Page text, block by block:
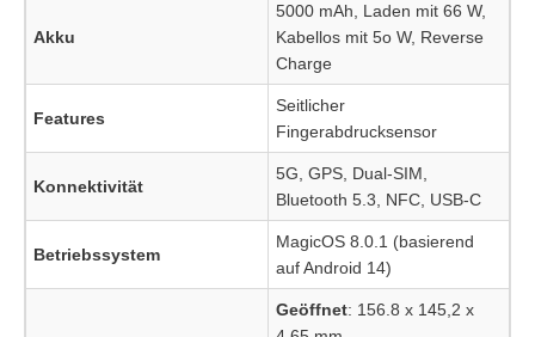
Akku
5000 mAh, Laden mit 66 W,
Kabellos mit 5o W, Reverse
Charge
Features
Seitlicher
Fingerabdrucksensor
Konnektivität
5G, GPS, Dual-SIM,
Bluetooth 5.3, NFC, USB-C
Betriebssystem
MagicOS 8.0.1 (basierend
auf Android 14)
Geöffnet: 156.8 x 145,2 x